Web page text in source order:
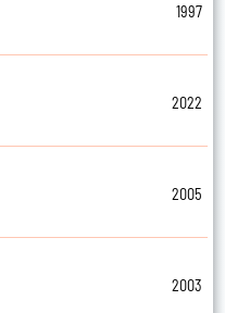
1997
2022
2005
2003